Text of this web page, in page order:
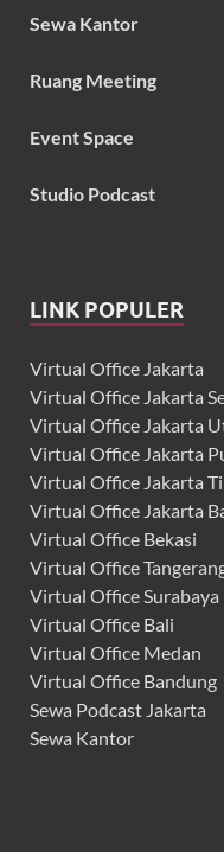
Sewa Kantor
Ruang Meeting
Event Space
Studio Podcast
LINK POPULER
Virtual Office Jakarta
Virtual Office Jakarta
Virtual Office Jakarta
Virtual Office Jakarta
Virtual Office Jakarta
Virtual Office Jakarta
Virtual Office Bekasi
Virtual Office
Virtual Office Surabaya
Virtual Office Bali
Virtual Office Medan
Virtual Office Bandung
Sewa Podcast Jakarta
Sewa Kantor